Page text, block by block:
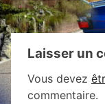
de
l’article
Laisser un
Vous devez
commentaire.